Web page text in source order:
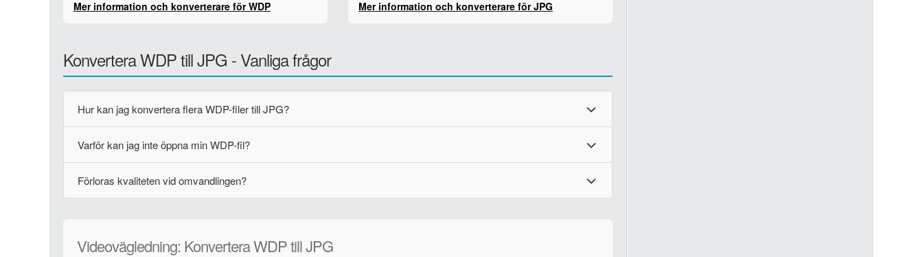
Mer information och konverterare för WDP
Mer information och konverterare för JPG
Konvertera WDP till JPG - Vanliga frågor
Hur kan jag konvertera flera WDP-filer till JPG?
Varför kan jag inte öppna min WDP-fil?
Förloras kvaliteten vid omvandlingen?
Videovägledning: Konvertera WDP till JPG